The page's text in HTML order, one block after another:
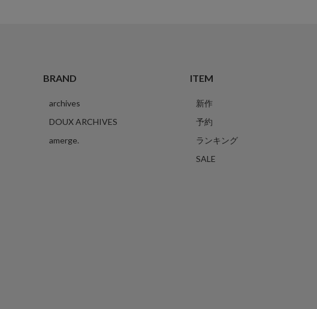
BRAND
archives
DOUX ARCHIVES
amerge.
ITEM
新作
予約
ランキング
SALE